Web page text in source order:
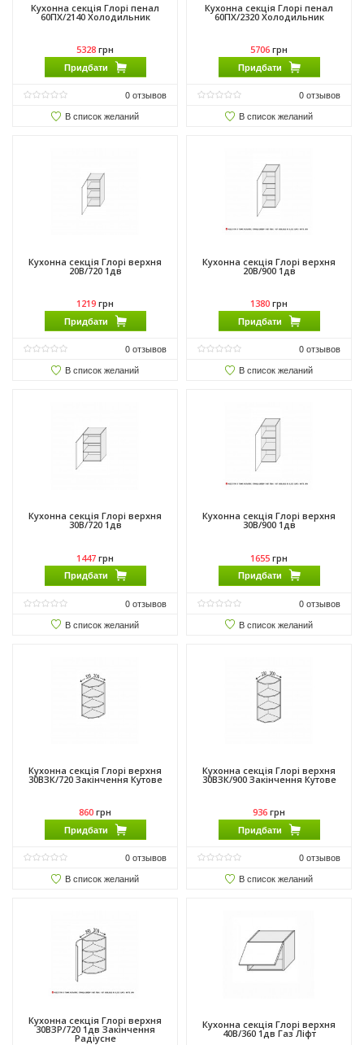
Кухонна секція Глорі пенал
60ПХ/2140 Холодильник
5328 грн
Придбати
0отзывов
В список желаний
Кухонна секція Глорі пенал
60ПХ/2320 Холодильник
5706 грн
Придбати
0отзывов
В список желаний
Кухонна секція Глорі верхня
20В/720 1дв
1219 грн
Придбати
0отзывов
В список желаний
Кухонна секція Глорі верхня
20В/900 1дв
1380 грн
Придбати
0отзывов
В список желаний
Кухонна секція Глорі верхня
30В/720 1дв
1447 грн
Придбати
0отзывов
В список желаний
Кухонна секція Глорі верхня
30В/900 1дв
1655 грн
Придбати
0отзывов
В список желаний
Кухонна секція Глорі верхня
30ВЗК/720 Закінчення Кутове
860 грн
Придбати
0отзывов
В список желаний
Кухонна секція Глорі верхня
30ВЗК/900 Закінчення Кутове
936 грн
Придбати
0отзывов
В список желаний
Кухонна секція Глорі верхня
30ВЗР/720 1дв Закінчення
Радіусне
Кухонна секція Глорі верхня
40В/360 1дв Газ Ліфт